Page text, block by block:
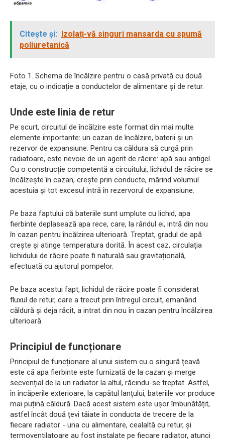
Citește și:
Izolați-vă singuri mansarda cu spumă
poliuretanică
Foto 1. Schema de încălzire pentru o casă privată cu două
etaje, cu o indicație a conductelor de alimentare și de retur.
Unde este linia de retur
Pe scurt, circuitul de încălzire este format din mai multe
elemente importante: un cazan de încălzire, baterii și un
rezervor de expansiune. Pentru ca căldura să curgă prin
radiatoare, este nevoie de un agent de răcire: apă sau antigel.
Cu o construcție competentă a circuitului, lichidul de răcire se
încălzește în cazan, crește prin conducte, mărind volumul
acestuia și tot excesul intră în rezervorul de expansiune.
Pe baza faptului că bateriile sunt umplute cu lichid, apa
fierbinte deplasează apa rece, care, la rândul ei, intră din nou
în cazan pentru încălzirea ulterioară. Treptat, gradul de apă
crește și atinge temperatura dorită. În acest caz, circulația
lichidului de răcire poate fi naturală sau gravitațională,
efectuată cu ajutorul pompelor.
Pe baza acestui fapt, lichidul de răcire poate fi considerat
fluxul de retur, care a trecut prin întregul circuit, emanând
căldură și deja răcit, a intrat din nou în cazan pentru încălzirea
ulterioară.
Principiul de funcționare
Principiul de funcționare al unui sistem cu o singură țeavă
este că apa fierbinte este furnizată de la cazan și merge
secvențial de la un radiator la altul, răcindu-se treptat. Astfel,
în încăperile exterioare, la capătul lanțului, bateriile vor produce
mai puțină căldură. Dacă acest sistem este ușor îmbunătățit,
astfel încât două țevi tăiate în conducta de trecere de la
fiecare radiator - una cu alimentare, cealaltă cu retur, și
termoventilatoare au fost instalate pe fiecare radiator, atunci